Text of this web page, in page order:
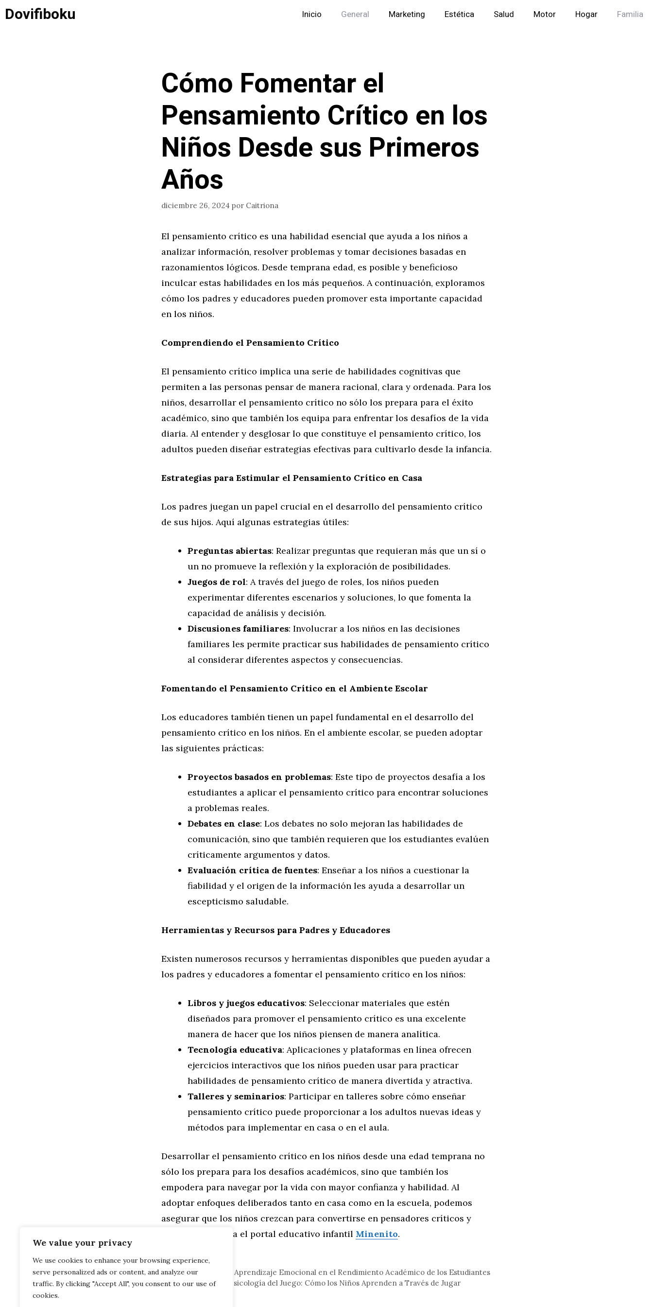
We value your privacy
We use cookies to enhance your browsing experience,
serve personalized ads or content, and analyze our
traffic. By clicking "Accept All", you consent to our use of
cookies.
Saltar
alDovifiboku Inicio General Marketing Estética Salud Motor Hogar Familia
Cómo Fomentar el
Pensamiento Crítico en los
Niños Desde sus Primeros
Años
diciembre 26, 2024 por Caitriona
El pensamiento crítico es una habilidad esencial que ayuda a los niños a
analizar información, resolver problemas y tomar decisiones basadas en
razonamientos lógicos. Desde temprana edad, es posible y beneficioso
inculcar estas habilidades en los más pequeños. A continuación, exploramos
cómo los padres y educadores pueden promover esta importante capacidad
en los niños.
Comprendiendo el Pensamiento Crítico
El pensamiento crítico implica una serie de habilidades cognitivas que
permiten a las personas pensar de manera racional, clara y ordenada. Para los
niños, desarrollar el pensamiento crítico no sólo los prepara para el éxito
académico, sino que también los equipa para enfrentar los desafíos de la vida
diaria. Al entender y desglosar lo que constituye el pensamiento crítico, los
adultos pueden diseñar estrategias efectivas para cultivarlo desde la infancia.
Estrategias para Estimular el Pensamiento Crítico en Casa
Los padres juegan un papel crucial en el desarrollo del pensamiento crítico
de sus hijos. Aquí algunas estrategias útiles:
Preguntas abiertas: Realizar preguntas que requieran más que un sí o
un no promueve la reflexión y la exploración de posibilidades.
Juegos de rol: A través del juego de roles, los niños pueden
experimentar diferentes escenarios y soluciones, lo que fomenta la
capacidad de análisis y decisión.
Discusiones familiares: Involucrar a los niños en las decisiones
familiares les permite practicar sus habilidades de pensamiento crítico
al considerar diferentes aspectos y consecuencias.
Fomentando el Pensamiento Crítico en el Ambiente Escolar
Los educadores también tienen un papel fundamental en el desarrollo del
pensamiento crítico en los niños. En el ambiente escolar, se pueden adoptar
las siguientes prácticas:
Proyectos basados en problemas: Este tipo de proyectos desafía a los
estudiantes a aplicar el pensamiento crítico para encontrar soluciones
a problemas reales.
Debates en clase: Los debates no solo mejoran las habilidades de
comunicación, sino que también requieren que los estudiantes evalúen
críticamente argumentos y datos.
Evaluación crítica de fuentes: Enseñar a los niños a cuestionar la
fiabilidad y el origen de la información les ayuda a desarrollar un
escepticismo saludable.
Herramientas y Recursos para Padres y Educadores
Existen numerosos recursos y herramientas disponibles que pueden ayudar a
los padres y educadores a fomentar el pensamiento crítico en los niños:
Libros y juegos educativos: Seleccionar materiales que estén
diseñados para promover el pensamiento crítico es una excelente
manera de hacer que los niños piensen de manera analítica.
Tecnología educativa: Aplicaciones y plataformas en línea ofrecen
ejercicios interactivos que los niños pueden usar para practicar
habilidades de pensamiento crítico de manera divertida y atractiva.
Talleres y seminarios: Participar en talleres sobre cómo enseñar
pensamiento crítico puede proporcionar a los adultos nuevas ideas y
métodos para implementar en casa o en el aula.
Desarrollar el pensamiento crítico en los niños desde una edad temprana no
sólo los prepara para los desafíos académicos, sino que también los
empodera para navegar por la vida con mayor confianza y habilidad. Al
adoptar enfoques deliberados tanto en casa como en la escuela, podemos
asegurar que los niños crezcan para convertirse en pensadores críticos y
resolutivos. Visita el portal educativo infantil Minenito.
Categorías
Familia,General
La Influencia del Aprendizaje Emocional en el Rendimiento Académico de los Estudiantes
Entendiendo la Psicología del Juego: Cómo los Niños Aprenden a Través de Jugar